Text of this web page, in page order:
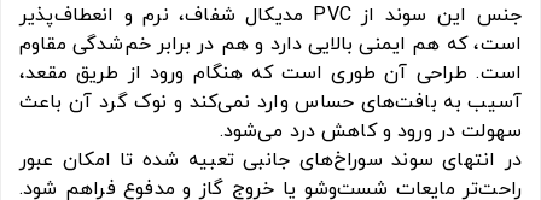
جنس این سوند از PVC مدیکال شفاف، نرم و انعطاف‌پذیر
است، که هم ایمنی بالایی دارد و هم در برابر خم‌شدگی مقاوم
است. طراحی آن طوری است که هنگام ورود از طریق مقعد،
آسیب به بافت‌های حساس وارد نمی‌کند و نوک گرد آن باعث
سهولت در ورود و کاهش درد می‌شود.
در انتهای سوند سوراخ‌های جانبی تعبیه شده تا امکان عبور
راحت‌تر مایعات شست‌وشو یا خروج گاز و مدفوع فراهم شود.